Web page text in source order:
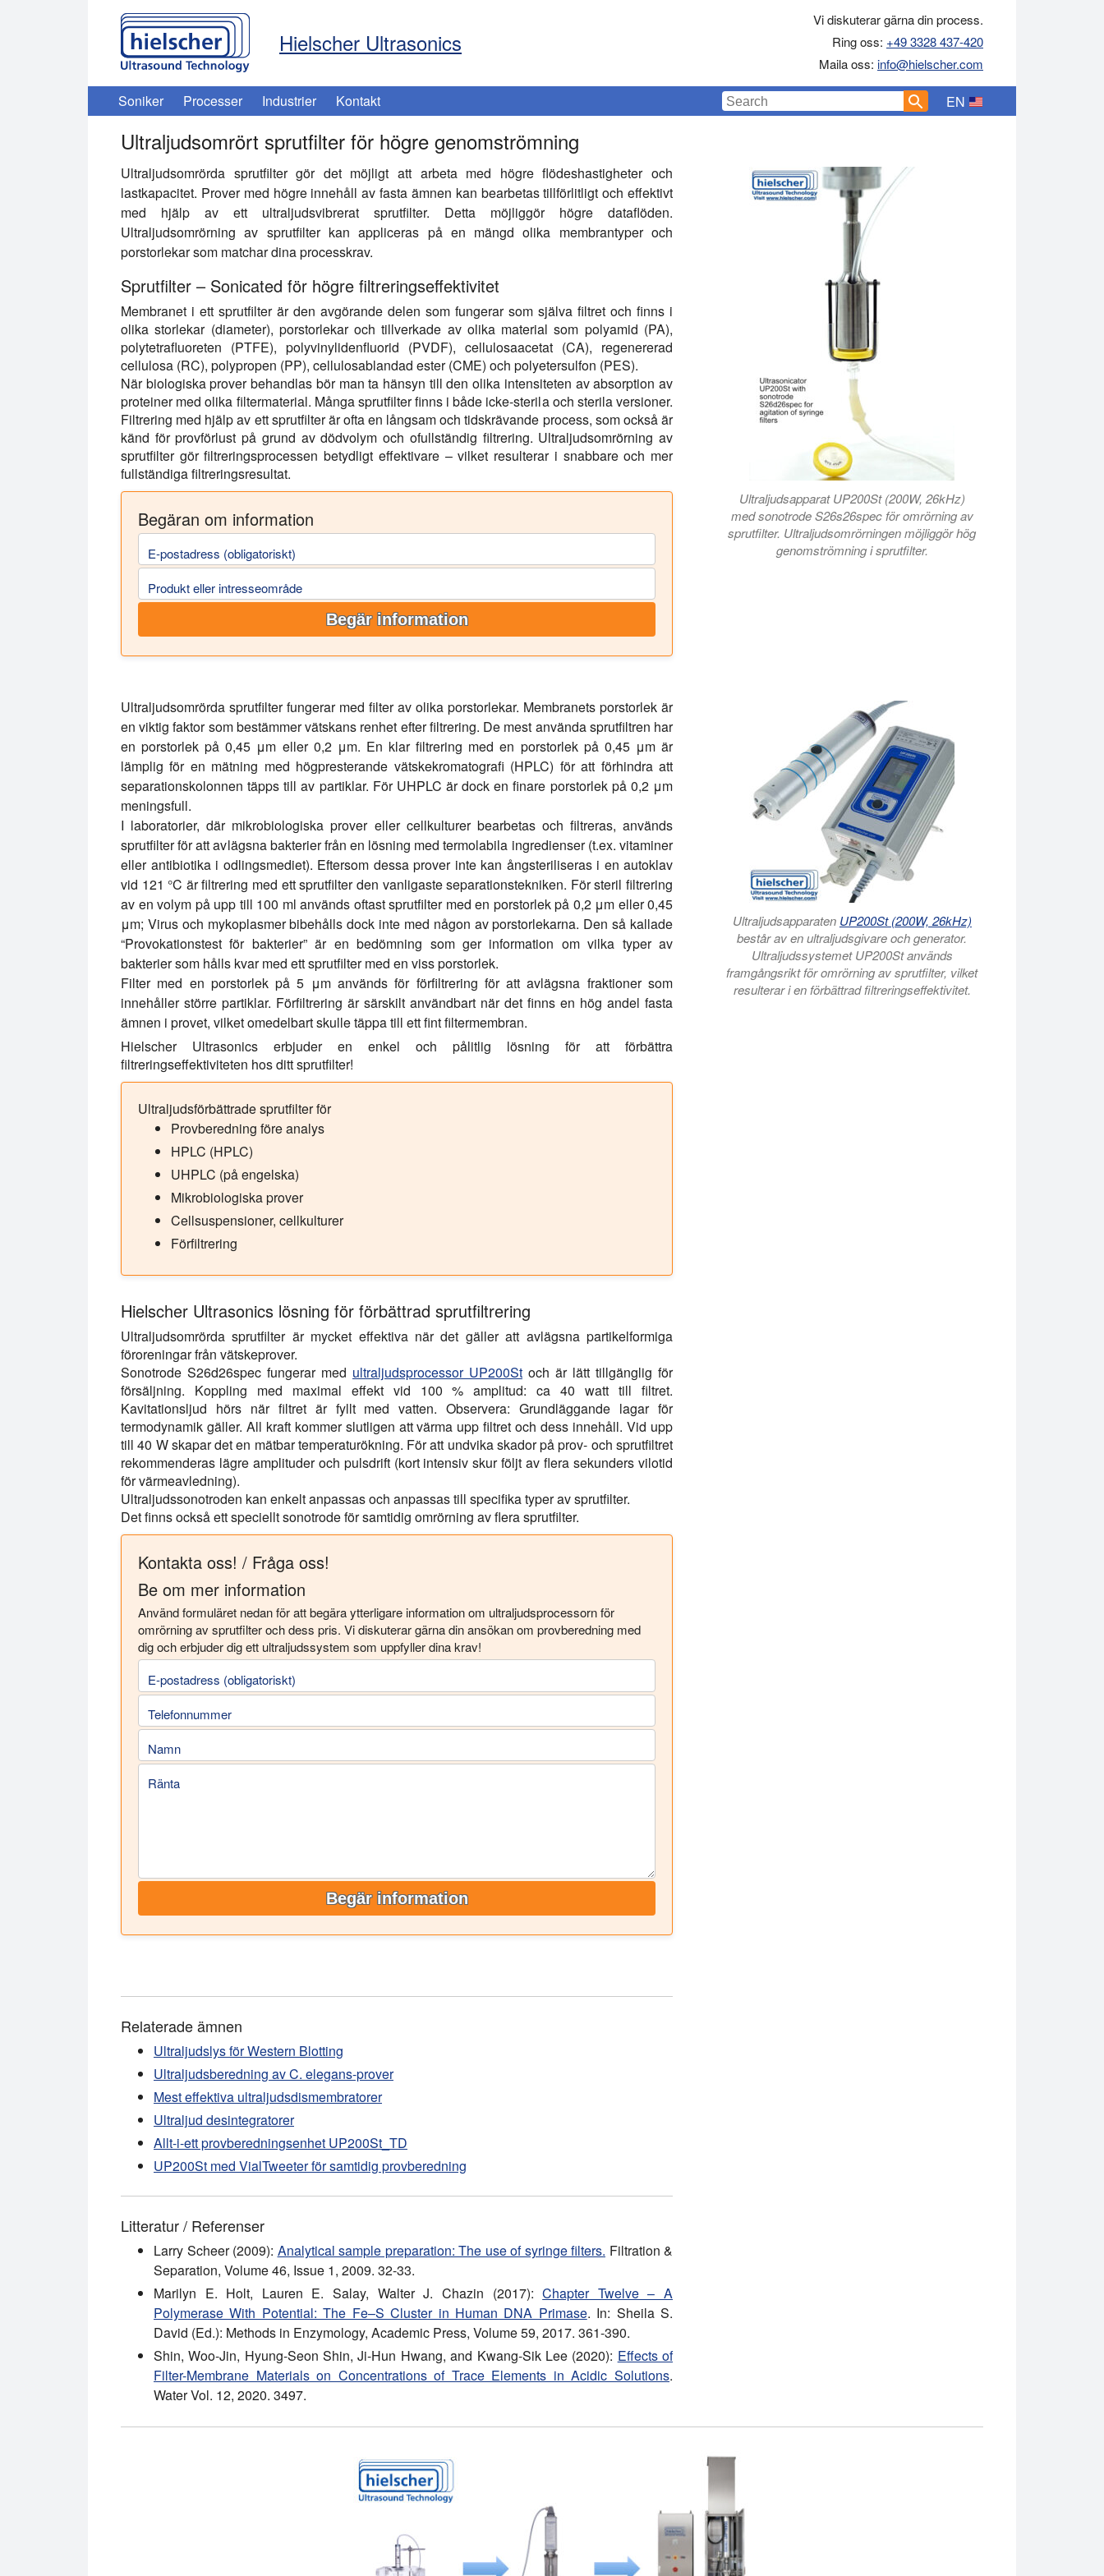
Hielscher Ultrasonics
Vi diskuterar gärna din process.
Ring oss: +49 3328 437-420
Maila oss: info@hielscher.com
Soniker Processer Industrier Kontakt EN
Ultraljudsomrört sprutfilter för högre genomströmning
Ultraljudsomrörda sprutfilter gör det möjligt att arbeta med högre flödeshastigheter och
lastkapacitet. Prover med högre innehåll av fasta ämnen kan bearbetas tillförlitligt och effektivt
med hjälp av ett ultraljudsvibrerat sprutfilter. Detta möjliggör högre dataflöden.
Ultraljudsomrörning av sprutfilter kan appliceras på en mängd olika membrantyper och
porstorlekar som matchar dina processkrav.
Sprutfilter – Sonicated för högre filtreringseffektivitet
Membranet i ett sprutfilter är den avgörande delen som fungerar som själva filtret och finns i
olika storlekar (diameter), porstorlekar och tillverkade av olika material som polyamid (PA),
polytetrafluoreten (PTFE), polyvinylidenfluorid (PVDF), cellulosaacetat (CA), regenererad
cellulosa (RC), polypropen (PP), cellulosablandad ester (CME) och polyetersulfon (PES).
När biologiska prover behandlas bör man ta hänsyn till den olika intensiteten av absorption av
proteiner med olika filtermaterial. Många sprutfilter finns i både icke-sterila och sterila versioner.
Filtrering med hjälp av ett sprutfilter är ofta en långsam och tidskrävande process, som också är
känd för provförlust på grund av dödvolym och ofullständig filtrering. Ultraljudsomrörning av
sprutfilter gör filtreringsprocessen betydligt effektivare – vilket resulterar i snabbare och mer
fullständiga filtreringsresultat.
Begäran om information
E-postadress (obligatoriskt)
Produkt eller intresseområde
Begär information
Ultraljudsapparat UP200St (200W, 26kHz)
med sonotrode S26s26spec för omrörning av
sprutfilter. Ultraljudsomrörningen möjliggör hög
genomströmning i sprutfilter.
Ultraljudsomrörda sprutfilter fungerar med filter av olika porstorlekar. Membranets porstorlek är
en viktig faktor som bestämmer vätskans renhet efter filtrering. De mest använda sprutfiltren har
en porstorlek på 0,45 μm eller 0,2 μm. En klar filtrering med en porstorlek på 0,45 μm är
lämplig för en mätning med högpresterande vätskekromatografi (HPLC) för att förhindra att
separationskolonnen täpps till av partiklar. För UHPLC är dock en finare porstorlek på 0,2 μm
meningsfull.
I laboratorier, där mikrobiologiska prover eller cellkulturer bearbetas och filtreras, används
sprutfilter för att avlägsna bakterier från en lösning med termolabila ingredienser (t.ex. vitaminer
eller antibiotika i odlingsmediet). Eftersom dessa prover inte kan ångsteriliseras i en autoklav
vid 121 °C är filtrering med ett sprutfilter den vanligaste separationstekniken. För steril filtrering
av en volym på upp till 100 ml används oftast sprutfilter med en porstorlek på 0,2 μm eller 0,45
μm; Virus och mykoplasmer bibehålls dock inte med någon av porstorlekarna. Den så kallade
“Provokationstest för bakterier” är en bedömning som ger information om vilka typer av
bakterier som hålls kvar med ett sprutfilter med en viss porstorlek.
Filter med en porstorlek på 5 μm används för förfiltrering för att avlägsna fraktioner som
innehåller större partiklar. Förfiltrering är särskilt användbart när det finns en hög andel fasta
ämnen i provet, vilket omedelbart skulle täppa till ett fint filtermembran.
Hielscher Ultrasonics erbjuder en enkel och pålitlig lösning för att förbättra
filtreringseffektiviteten hos ditt sprutfilter!
Ultraljudsförbättrade sprutfilter för
Provberedning före analys
HPLC (HPLC)
UHPLC (på engelska)
Mikrobiologiska prover
Cellsuspensioner, cellkulturer
Förfiltrering
Hielscher Ultrasonics lösning för förbättrad sprutfiltrering
Ultraljudsomrörda sprutfilter är mycket effektiva när det gäller att avlägsna partikelformiga
föroreningar från vätskeprover.
Sonotrode S26d26spec fungerar med ultraljudsprocessor UP200St och är lätt tillgänglig för
försäljning. Koppling med maximal effekt vid 100 % amplitud: ca 40 watt till filtret.
Kavitationsljud hörs när filtret är fyllt med vatten. Observera: Grundläggande lagar för
termodynamik gäller. All kraft kommer slutligen att värma upp filtret och dess innehåll. Vid upp
till 40 W skapar det en mätbar temperaturökning. För att undvika skador på prov- och sprutfiltret
rekommenderas lägre amplituder och pulsdrift (kort intensiv skur följt av flera sekunders vilotid
för värmeavledning).
Ultraljudssonotroden kan enkelt anpassas och anpassas till specifika typer av sprutfilter.
Det finns också ett speciellt sonotrode för samtidig omrörning av flera sprutfilter.
Kontakta oss! / Fråga oss!
Be om mer information
Använd formuläret nedan för att begära ytterligare information om ultraljudsprocessorn för
omrörning av sprutfilter och dess pris. Vi diskuterar gärna din ansökan om provberedning med
dig och erbjuder dig ett ultraljudssystem som uppfyller dina krav!
E-postadress (obligatoriskt)
Telefonnummer
Namn
Ränta
Begär information
Ultraljudsapparaten UP200St (200W, 26kHz)
består av en ultraljudsgivare och generator.
Ultraljudssystemet UP200St används
framgångsrikt för omrörning av sprutfilter, vilket
resulterar i en förbättrad filtreringseffektivitet.
Relaterade ämnen
Ultraljudslys för Western Blotting
Ultraljudsberedning av C. elegans-prover
Mest effektiva ultraljudsdismembratorer
Ultraljud desintegratorer
Allt-i-ett provberedningsenhet UP200St_TD
UP200St med VialTweeter för samtidig provberedning
Litteratur / Referenser
Larry Scheer (2009): Analytical sample preparation: The use of syringe filters. Filtration &
Separation, Volume 46, Issue 1, 2009. 32-33.
Marilyn E. Holt, Lauren E. Salay, Walter J. Chazin (2017):Chapter Twelve – A
Polymerase With Potential: The Fe–S Cluster in Human DNA Primase. In: Sheila S.
David (Ed.): Methods in Enzymology, Academic Press, Volume 59, 2017. 361-390.
Shin, Woo-Jin, Hyung-Seon Shin, Ji-Hun Hwang, and Kwang-Sik Lee (2020): Effects of
Filter-Membrane Materials on Concentrations of Trace Elements in Acidic Solutions.
Water Vol. 12, 2020. 3497.